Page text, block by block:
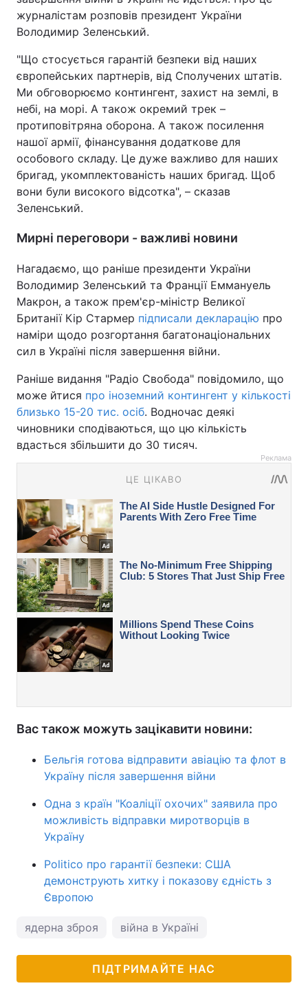
журналістам розповів президент України
Володимир Зеленський.
"Що стосується гарантій безпеки від наших
європейських партнерів, від Сполучених штатів.
Ми обговорюємо контингент, захист на землі, в
небі, на морі. А також окремий трек –
протиповітряна оборона. А також посилення
нашої армії, фінансування додаткове для
особового складу. Це дуже важливо для наших
бригад, укомплектованість наших бригад. Щоб
вони були високого відсотка", – сказав
Зеленський.
Мирні переговори - важливі новини
Нагадаємо, що раніше президенти України
Володимир Зеленський та Франції Еммануель
Макрон, а також прем'єр-міністр Великої
Британії Кір Стармер підписали декларацію про
наміри щодо розгортання багатонаціональних
сил в Україні після завершення війни.
Раніше видання "Радіо Свобода" повідомило, що
може йтися про іноземний контингент у кількості
близько 15-20 тис. осіб. Водночас деякі
чиновники сподіваються, що цю кількість
вдасться збільшити до 30 тисяч.
Реклама
Вас також можуть зацікавити новини:
Бельгія готова відправити авіацію та флот в
Україну після завершення війни
Одна з країн "Коаліції охочих" заявила про
можливість відправки миротворців в
Україну
Politico про гарантії безпеки: США
демонструють хитку і показову єдність з
Європою
ядерна зброя війна в Україні
ПІДТРИМАЙТЕ НАС